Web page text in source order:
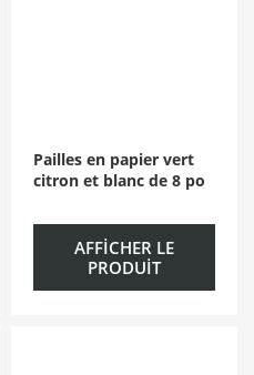
Pailles en papier vert
citron et blanc de 8 po
AFFICHER LE
PRODUIT